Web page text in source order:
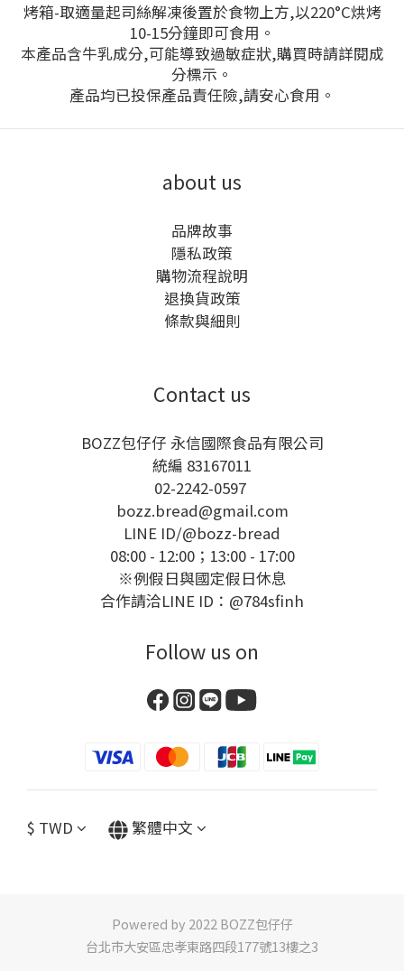
烤箱-取適量起司絲解凍後置於食物上方,以220°C烘烤
10-15分鐘即可食用。
本產品含牛乳成分,可能導致過敏症狀,購買時請詳閱成
分標示。
產品均已投保產品責任險,請安心食用。
about us
品牌故事
隱私政策
購物流程說明
退換貨政策
條款與細則
Contact us
BOZZ包仔仔 永信國際食品有限公司
統編 83167011
02-2242-0597
bozz.bread@gmail.com
LINE ID/@bozz-bread
08:00 - 12:00；13:00 - 17:00
※例假日與國定假日休息
合作請洽LINE ID：@784sfinh
Follow us on
$ TWD 繁體中文
Powered by 2022 BOZZ包仔仔
台北市大安區忠孝東路四段177號13樓之3